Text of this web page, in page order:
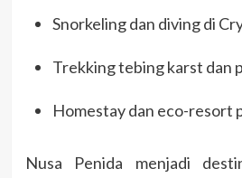
Snorkeling dan diving di
Trekking tebing karst dan
Homestay dan eco-resort
Nusa Penida menjadi